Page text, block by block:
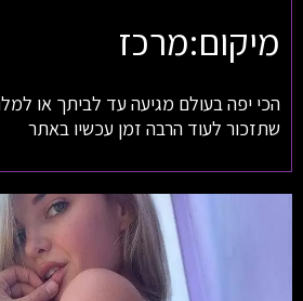
מיקום:מרכז
הכי יפה בעולם מגיעה עד לביתך או
שתזכור לעוד הרבה זמן עכשיו באתר